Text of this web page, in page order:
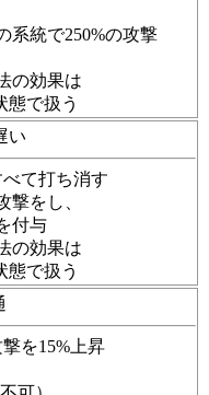
系統で250%の攻撃
の効果は
態で扱う
い
て打ち消す
撃をし、
付与
の効果は
態で扱う
を15%上昇